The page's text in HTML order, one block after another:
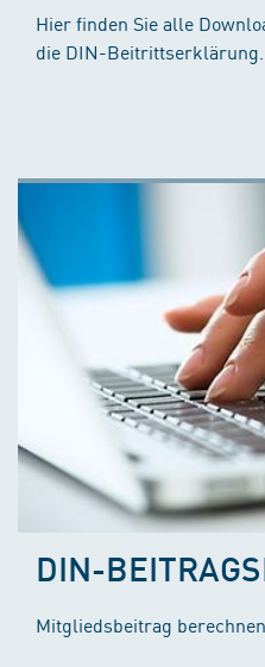
Hier finden Sie alle
die DIN-Beitrittserklärung.
DIN-
Mitgliedsbeitrag berechnen.